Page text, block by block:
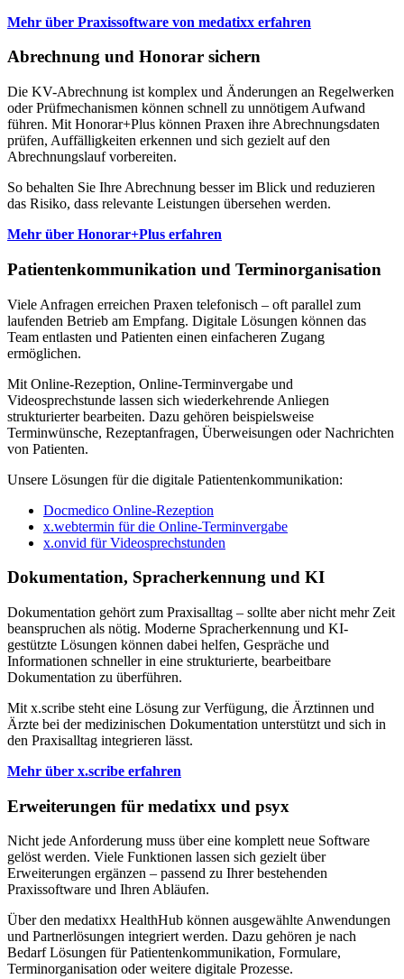
Mehr über Praxissoftware von medatixx erfahren
Abrechnung und Honorar sichern
Die KV-Abrechnung ist komplex und Änderungen an Regelwerken
oder Prüfmechanismen können schnell zu unnötigem Aufwand
führen. Mit Honorar+Plus können Praxen ihre Abrechnungsdaten
prüfen, Auffälligkeiten erkennen und sich gezielt auf den
Abrechnungslauf vorbereiten.
So behalten Sie Ihre Abrechnung besser im Blick und reduzieren
das Risiko, dass relevante Leistungen übersehen werden.
Mehr über Honorar+Plus erfahren
Patientenkommunikation und Terminorganisation
Viele Anfragen erreichen Praxen telefonisch – oft parallel zum
laufenden Betrieb am Empfang. Digitale Lösungen können das
Team entlasten und Patienten einen einfacheren Zugang
ermöglichen.
Mit Online-Rezeption, Online-Terminvergabe und
Videosprechstunde lassen sich wiederkehrende Anliegen
strukturierter bearbeiten. Dazu gehören beispielsweise
Terminwünsche, Rezeptanfragen, Überweisungen oder Nachrichten
von Patienten.
Unsere Lösungen für die digitale Patientenkommunikation:
Docmedico Online-Rezeption
x.webtermin für die Online-Terminvergabe
x.onvid für Videosprechstunden
Dokumentation, Spracherkennung und KI
Dokumentation gehört zum Praxisalltag – sollte aber nicht mehr Zeit
beanspruchen als nötig. Moderne Spracherkennung und KI-
gestützte Lösungen können dabei helfen, Gespräche und
Informationen schneller in eine strukturierte, bearbeitbare
Dokumentation zu überführen.
Mit x.scribe steht eine Lösung zur Verfügung, die Ärztinnen und
Ärzte bei der medizinischen Dokumentation unterstützt und sich in
den Praxisalltag integrieren lässt.
Mehr über x.scribe erfahren
Erweiterungen für medatixx und psyx
Nicht jede Anforderung muss über eine komplett neue Software
gelöst werden. Viele Funktionen lassen sich gezielt über
Erweiterungen ergänzen – passend zu Ihrer bestehenden
Praxissoftware und Ihren Abläufen.
Über den medatixx HealthHub können ausgewählte Anwendungen
und Partnerlösungen integriert werden. Dazu gehören je nach
Bedarf Lösungen für Patientenkommunikation, Formulare,
Terminorganisation oder weitere digitale Prozesse.